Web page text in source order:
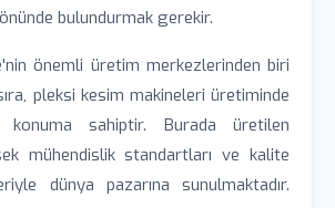
bulundurmak gerekir.
önemli üretim merkezlerinden biri
pleksi kesim makineleri üretiminde
sahiptir. Burada üretilen
mühendislik standartları ve kalite
dünya pazarına sunulmaktadır.